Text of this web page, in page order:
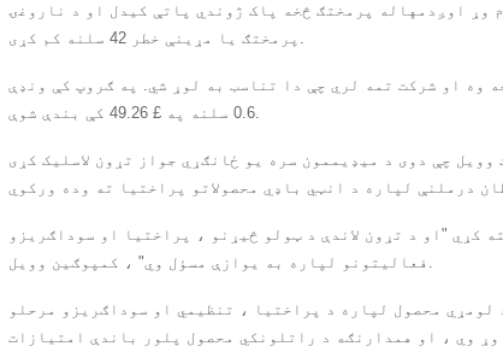
وړ اوږدمهاله پرمختګ څخه پاک ژوندي پاتې کیدل او د ناروغۍ
پرمختګ یا مړینې خطر 42 سلنه کم کړی.
څخه وه او شرکت تمه لري چې دا تناسب به لوړ شي. په ګروپ کې ونډې
0.6 سلنه په £ 49.26 کې بندې شوې.
چې دوی د میډیممون سره یو ځانګړي جواز تړون لاسلیک کړی
کړي "او د تړون لاندې د ټولو څیړنو ، پراختیا او سوداګریزو
فعالیتونو لپاره به یوازې مسؤل وي" ، کمپوګین وویل.
کړي او د لومړي محصول لپاره د پراختیا ، تنظیمي او سوداګریزو مرحلو